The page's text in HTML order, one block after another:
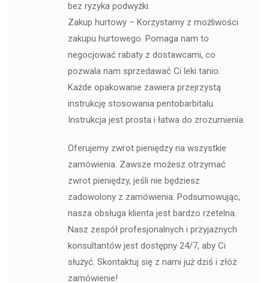
bez ryzyka podwyżki.
Zakup hurtowy – Korzystamy z możliwości
zakupu hurtowego. Pomaga nam to
negocjować rabaty z dostawcami, co
pozwala nam sprzedawać Ci leki tanio.
Każde opakowanie zawiera przejrzystą
instrukcję stosowania pentobarbitalu.
Instrukcja jest prosta i łatwa do zrozumienia.
Oferujemy zwrot pieniędzy na wszystkie
zamówienia. Zawsze możesz otrzymać
zwrot pieniędzy, jeśli nie będziesz
zadowolony z zamówienia. Podsumowując,
nasza obsługa klienta jest bardzo rzetelna.
Nasz zespół profesjonalnych i przyjaznych
konsultantów jest dostępny 24/7, aby Ci
służyć. Skontaktuj się z nami już dziś i złóż
zamówienie!